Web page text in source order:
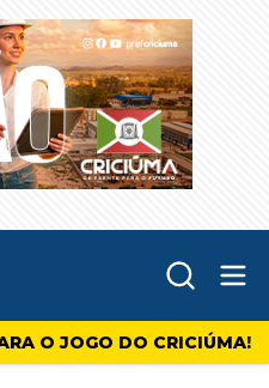
O JOGO DO CRICIÚMA!